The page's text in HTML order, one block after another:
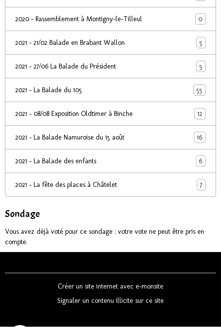
2020 - Rassemblement à Montigny-le-Tilleul 0
2021 - 21/02 Balade en Brabant Wallon 5
2021 - 27/06 La Balade du Président 5
2021 - La Balade du 105 55
2021 - 08/08 Exposition Oldtimer à Binche 12
2021 - La Balade Namuroise du 15 août 16
2021 - La Balade des enfants 6
2021 - La fête des places à Châtelet 7
Sondage
Vous avez déjà voté pour ce sondage : votre vote ne peut être pris en
compte.
Créer un site internet avec e-monsite
Signaler un contenu illicite sur ce site